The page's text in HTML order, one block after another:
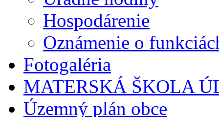
Hospodárenie
Oznámenie o
Fotogaléria
MATERSKÁ ŠKOLA
Územný plán obce